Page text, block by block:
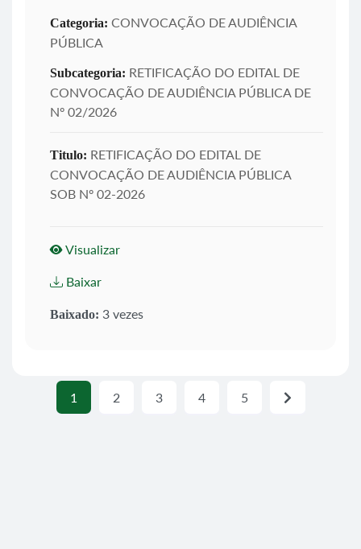
Categoria: CONVOCAÇÃO DE AUDIÊNCIA
PÚBLICA
Subcategoria: RETIFICAÇÃO DO EDITAL DE
CONVOCAÇÃO DE AUDIÊNCIA PÚBLICA DE
Nº 02/2026
Titulo: RETIFICAÇÃO DO EDITAL DE
CONVOCAÇÃO DE AUDIÊNCIA PÚBLICA
SOB Nº 02-2026
Visualizar
Baixar
Baixado: 3 vezes
1 2 3 4 5